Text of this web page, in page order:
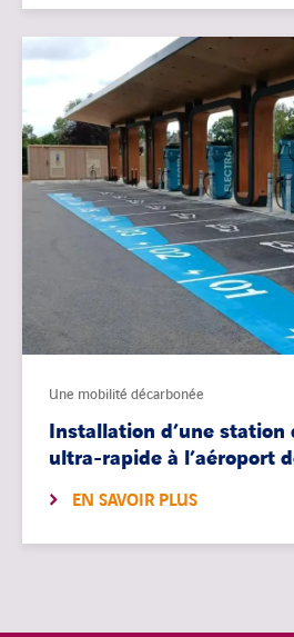
Une mobilité décarbonée
Installation d’une station
ultra-rapide à l’aéroport
EN SAVOIR PLUS